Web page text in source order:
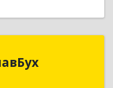
ГлавБух
Респ, Нальчик г,